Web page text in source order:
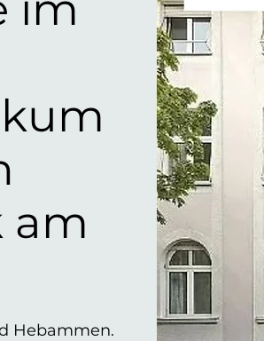
am
Hebammen.